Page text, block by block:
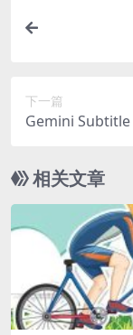
下一篇
Gemini Subtitle
相关文章